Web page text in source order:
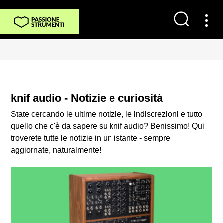
knif audio - Notizie e curiosità
State cercando le ultime notizie, le indiscrezioni e tutto
quello che c'è da sapere su knif audio? Benissimo! Qui
troverete tutte le notizie in un istante - sempre
aggiornate, naturalmente!